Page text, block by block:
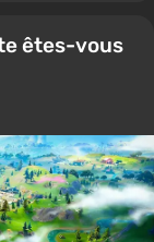
êtes-vous